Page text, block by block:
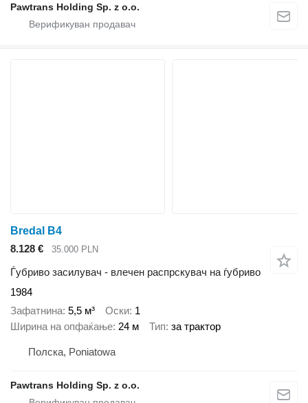
Pawtrans Holding Sp. z o.o.
Bredal B4
8.128 €
35.000 PLN
Ѓубриво засилувач - влечен распрскувач на ѓубриво
1984
Зафатнина 5,5 м³ Оски 1
Ширина на опфаќање 24 м Тип за трактор
Полска, Poniatowa
Pawtrans Holding Sp. z o.o.